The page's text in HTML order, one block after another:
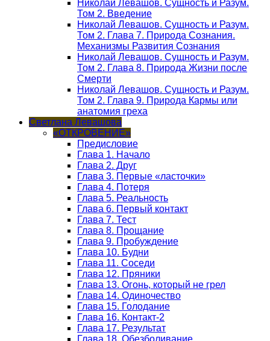
Николай Левашов. Сущность и Разум.
Том 2. Введение
Николай Левашов. Сущность и Разум.
Том 2. Глава 7. Природа Сознания.
Механизмы Развития Сознания
Николай Левашов. Сущность и Разум.
Том 2. Глава 8. Природа Жизни после
Смерти
Николай Левашов. Сущность и Разум.
Том 2. Глава 9. Природа Кармы или
анатомия греха
Светлана Левашова
«ОТКРОВЕНИЕ»
Предисловие
Глава 1. Начало
Глава 2. Друг
Глава 3. Первые «ласточки»
Глава 4. Потеря
Глава 5. Реальность
Глава 6. Первый контакт
Глава 7. Тест
Глава 8. Прощание
Глава 9. Пробуждение
Глава 10. Будни
Глава 11. Соседи
Глава 12. Пряники
Глава 13. Огонь, который не грел
Глава 14. Одиночество
Глава 15. Голодание
Глава 16. Контакт-2
Глава 17. Результат
Глава 18. Обезболивание